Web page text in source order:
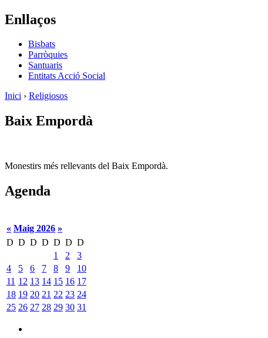
Enllaços
Bisbats
Parròquies
Santuaris
Entitats Acció Social
Inici › Religiosos
Baix Empordà
Monestirs més rellevants del Baix Empordà.
Agenda
« Maig 2026 »
D D D D D D D
1
2
3
4
5 6 7 8 9
10
11 12 13 14 15 16 17
18 19 20 21 22 23 24
25 26 27 28 29 30 31